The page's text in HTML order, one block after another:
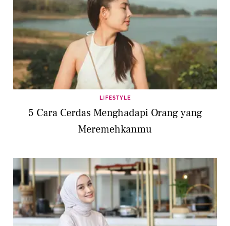
LIFESTYLE
5 Cara Cerdas Menghadapi Orang yang
Meremehkanmu